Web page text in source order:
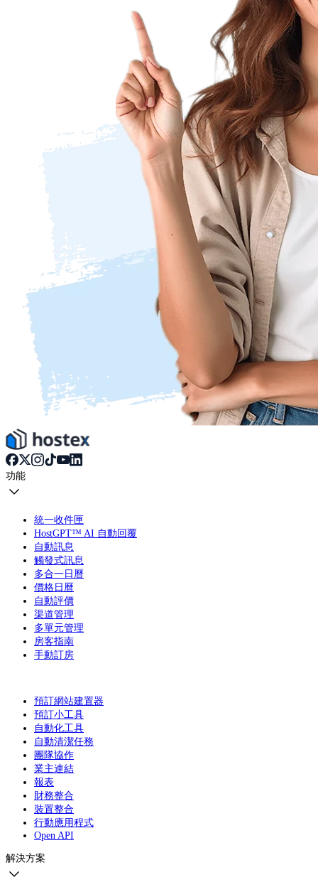
功能
統一收件匣
HostGPT™ AI 自動回覆
自動訊息
觸發式訊息
多合一日曆
價格日曆
自動評價
渠道管理
多單元管理
房客指南
手動訂房
預訂網站建置器
預訂小工具
自動化工具
自動清潔任務
團隊協作
業主連結
報表
財務整合
裝置整合
行動應用程式
Open API
解決方案